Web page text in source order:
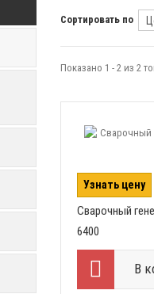
Сортировать по
Показано 1 - 2 из 2
Узнать цену
Сварочный
6400
В